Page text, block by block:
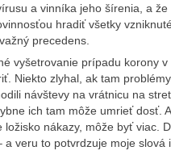
a vinníka jeho šírenia, a
hradiť všetky
precedens.
vyšetrovanie prípadu korony
Niekto zlyhal, ak tam
návštevy na vrátnicu na
ich tam môže umrieť dosť.
nákazy, môže byť viac.
veru to potvrdzuje moje slová